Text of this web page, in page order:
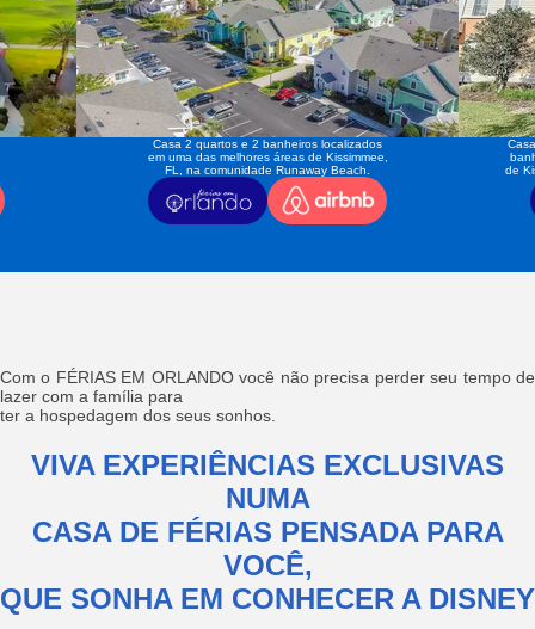
Casa 2 quartos e 2 banheiros localizados
em uma das melhores áreas de Kissimmee,
FL, na comunidade Runaway Beach.
de
Com o FÉRIAS EM ORLANDO você não precisa perder seu tempo de
lazer com a família para
ter a hospedagem dos seus sonhos.
VIVA EXPERIÊNCIAS EXCLUSIVAS
NUMA
CASA DE FÉRIAS PENSADA PARA
VOCÊ,
QUE SONHA EM CONHECER A DISNEY